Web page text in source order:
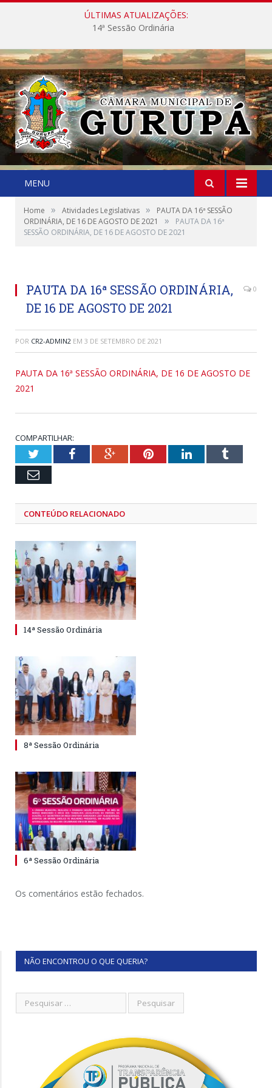
ÚLTIMAS ATUALIZAÇÕES:
14ª Sessão Ordinária
MENU
Home » Atividades Legislativas »
PAUTA DA 16ª SESSÃO
ORDINÁRIA, DE 16 DE AGOSTO DE 2021
»
PAUTA DA 16ª
SESSÃO ORDINÁRIA, DE 16 DE AGOSTO DE 2021
PAUTA DA 16ª SESSÃO ORDINÁRIA,
DE 16 DE AGOSTO DE 2021
0
POR CR2-ADMIN2 EM 3 DE SETEMBRO DE 2021
PAUTA DA 16ª SESSÃO ORDINÁRIA, DE 16 DE AGOSTO DE
2021
COMPARTILHAR:
TwitterFacebookGoogle+PinterestLinkedInTumblr
Email
CONTEÚDO RELACIONADO
14ª Sessão Ordinária
8ª Sessão Ordinária
6ª Sessão Ordinária
Os comentários estão fechados.
NÃO ENCONTROU O QUE QUERIA?